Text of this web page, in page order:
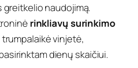
greitkelio naudojimą.
rinkliavų surinkimo
vinjetė,
dienų skaičiui.